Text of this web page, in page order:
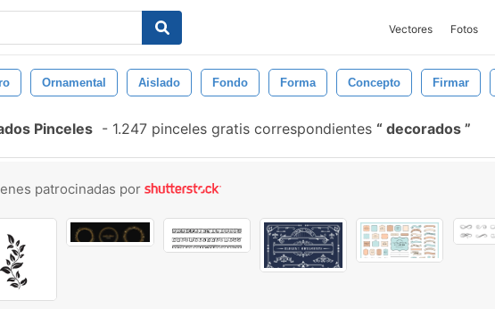
Vectores Fotos
Ornamental Aislado Fondo Forma Concepto Firmar
Pinceles - 1.247 pinceles gratis correspondientes decorados
patrocinadas por